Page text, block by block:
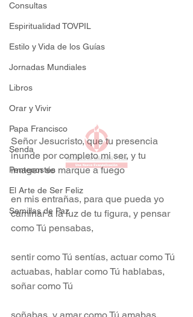
Consultas
Espiritualidad TOVPIL
Estilo y Vida de los Guías
Jornadas Mundiales
Libros
Orar y Vivir
Papa Francisco
Senda
Pentecostés
El Arte de Ser Feliz
Semillas de Paz
Señor Jesucristo, que tu presencia
inunde por completo mi ser, y tu
imagen se marque a fuego
en mis entrañas, para que pueda yo
caminar a la luz de tu figura, y pensar
como Tú pensabas,
sentir como Tú sentías, actuar como Tú
actuabas, hablar como Tú hablabas,
soñar como Tú